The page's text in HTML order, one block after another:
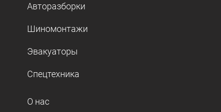
Авторазборки
Шиномонтажи
Эвакуаторы
Спецтехника
О нас